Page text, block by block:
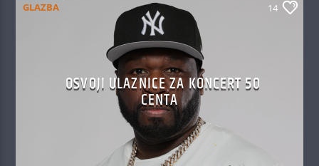
GLAZBA 14
OSVOJI ULAZNICE ZA KONCERT 50
CENTA